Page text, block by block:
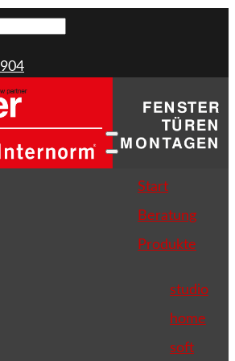
Start
Beratung
Produkte
studio
home
soft